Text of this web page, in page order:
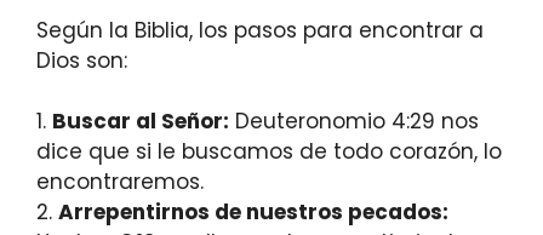
Según la Biblia, los pasos para encontrar a
Dios son:
1. Buscar al Señor: Deuteronomio 4:29 nos
dice que si le buscamos de todo corazón, lo
encontraremos.
2. Arrepentirnos de nuestros pecados: